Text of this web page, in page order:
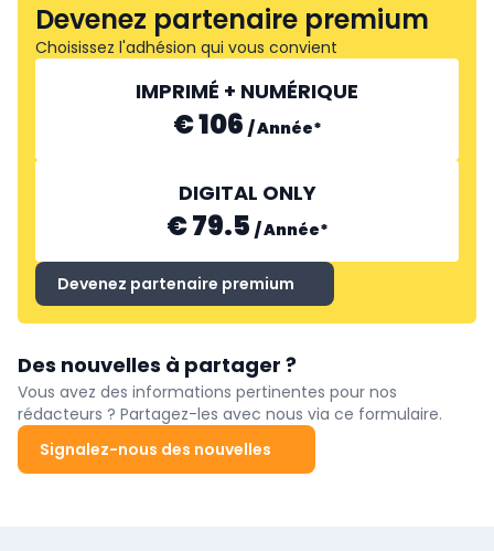
Devenez partenaire premium
Choisissez l'adhésion qui vous convient
IMPRIMÉ + NUMÉRIQUE
€ 106 /Année*
DIGITAL ONLY
€ 79.5 /Année*
Devenez partenaire premium
Des nouvelles à partager ?
Vous avez des informations pertinentes pour nos
rédacteurs ? Partagez-les avec nous via ce formulaire.
Signalez-nous des nouvelles